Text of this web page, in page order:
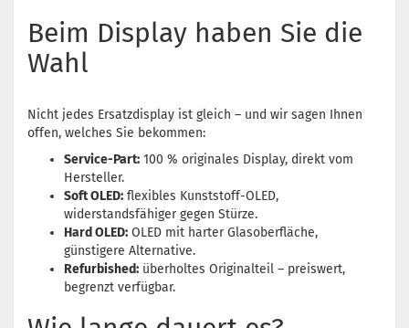
Beim Display haben Sie die
Wahl
Nicht jedes Ersatzdisplay ist gleich – und wir sagen Ihnen
offen, welches Sie bekommen:
Service-Part: 100 % originales Display, direkt vom
Hersteller.
Soft OLED: flexibles Kunststoff-OLED,
widerstandsfähiger gegen Stürze.
Hard OLED: OLED mit harter Glasoberfläche,
günstigere Alternative.
Refurbished: überholtes Originalteil – preiswert,
begrenzt verfügbar.